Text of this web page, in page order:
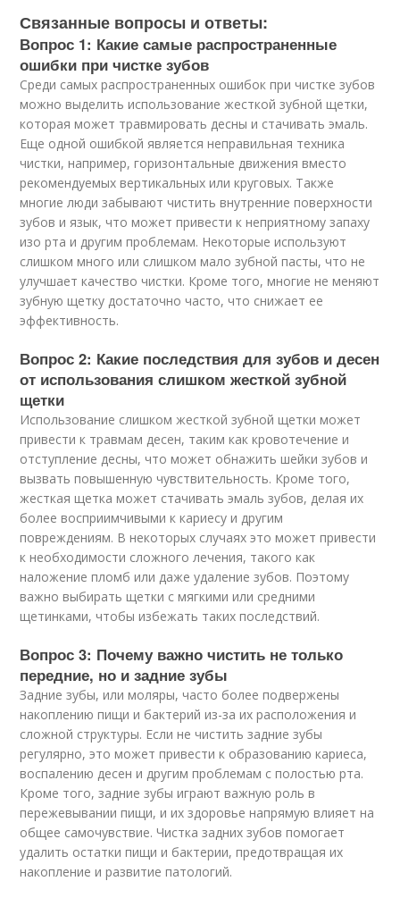
Связанные вопросы и ответы:
Вопрос 1: Какие самые распространенные
ошибки при чистке зубов
Среди самых распространенных ошибок при чистке зубов
можно выделить использование жесткой зубной щетки,
которая может травмировать десны и стачивать эмаль.
Еще одной ошибкой является неправильная техника
чистки, например, горизонтальные движения вместо
рекомендуемых вертикальных или круговых. Также
многие люди забывают чистить внутренние поверхности
зубов и язык, что может привести к неприятному запаху
изо рта и другим проблемам. Некоторые используют
слишком много или слишком мало зубной пасты, что не
улучшает качество чистки. Кроме того, многие не меняют
зубную щетку достаточно часто, что снижает ее
эффективность.
Вопрос 2: Какие последствия для зубов и десен
от использования слишком жесткой зубной
щетки
Использование слишком жесткой зубной щетки может
привести к травмам десен, таким как кровотечение и
отступление десны, что может обнажить шейки зубов и
вызвать повышенную чувствительность. Кроме того,
жесткая щетка может стачивать эмаль зубов, делая их
более восприимчивыми к кариесу и другим
повреждениям. В некоторых случаях это может привести
к необходимости сложного лечения, такого как
наложение пломб или даже удаление зубов. Поэтому
важно выбирать щетки с мягкими или средними
щетинками, чтобы избежать таких последствий.
Вопрос 3: Почему важно чистить не только
передние, но и задние зубы
Задние зубы, или моляры, часто более подвержены
накоплению пищи и бактерий из-за их расположения и
сложной структуры. Если не чистить задние зубы
регулярно, это может привести к образованию кариеса,
воспалению десен и другим проблемам с полостью рта.
Кроме того, задние зубы играют важную роль в
пережевывании пищи, и их здоровье напрямую влияет на
общее самочувствие. Чистка задних зубов помогает
удалить остатки пищи и бактерии, предотвращая их
накопление и развитие патологий.